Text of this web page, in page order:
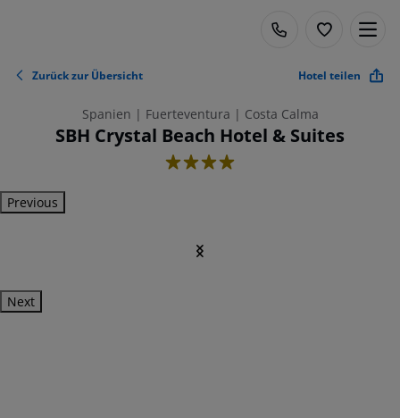
Zurück zur Übersicht Hotel teilen
Spanien | Fuerteventura | Costa Calma
SBH Crystal Beach Hotel & Suites
4
Previous
Next